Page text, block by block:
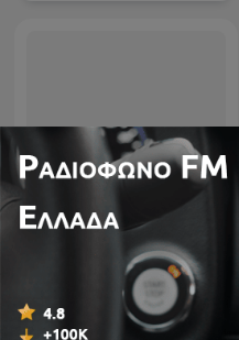
Στην Καρδιά του Ερευνητή